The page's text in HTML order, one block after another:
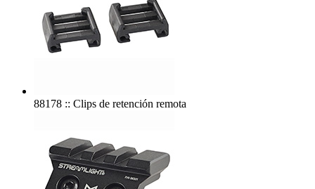
88178 :: Clips de retención remota